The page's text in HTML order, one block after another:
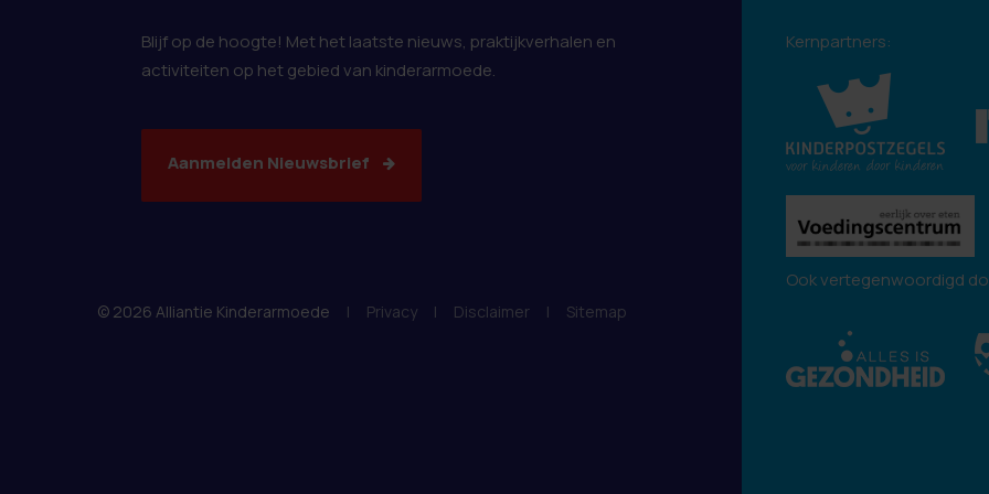
Blijf op de hoogte! Met het laatste nieuws, praktijkverhalen en
activiteiten op het gebied van kinderarmoede.
Aanmelden Nieuwsbrief
© 2026 Alliantie Kinderarmoede | Privacy | Disclaimer | Sitemap
Kernpartners:
Ook vertegenwoordigd